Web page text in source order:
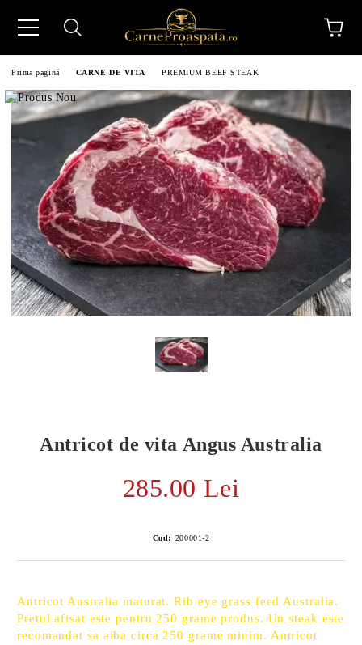
Prima pagină CARNE DE VITA PREMIUM BEEF STEAK
Antricot de vita Angus Australia
285.00 Lei
Cod: 200001-2
Antricot Australia maturat. Rib eye grass feed Australia.
Pretul afisat este pentru 250 grame produs. Un steak este
recomandat sa aiba circa 250 grame minim. Antricot